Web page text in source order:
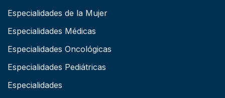
Especialidades de la Mujer
Especialidades Médicas
Especialidades Oncológicas
Especialidades Pediátricas
Especialidades